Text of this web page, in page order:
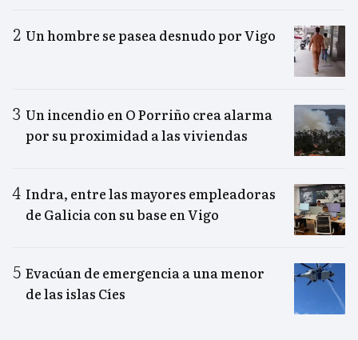
Un hombre se pasea desnudo por Vigo
Un incendio en O Porriño crea alarma
por su proximidad a las viviendas
Indra, entre las mayores empleadoras
de Galicia con su base en Vigo
Evacúan de emergencia a una menor
de las islas Cíes